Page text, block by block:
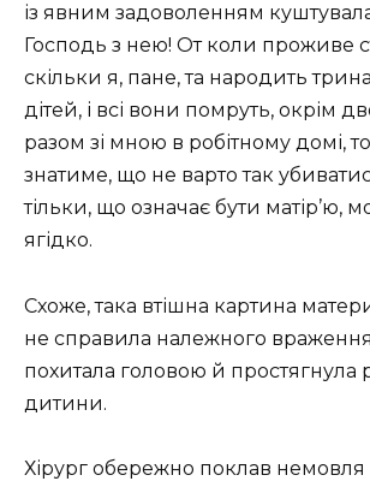
із явним задоволенням
Господь з нею! От коли проживе
скільки я, пане, та народить
дітей, і всі вони помруть, окрім
разом зі мною в робітному домі,
знатиме, що не варто так
тільки, що означає бути матір’ю,
ягідко.
Схоже, така втішна картина
не справила належного
похитала головою й простягнула
дитини.
Хірург обережно поклав немовля